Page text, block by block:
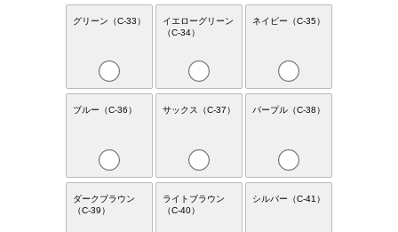
グリーン（C-33）
イエローグリーン
（C-34）
ネイビー（C-35）
ブルー（C-36） サックス（C-37） パープル（C-38）
ダークブラウン
（C-39）
ライトブラウン
（C-40）
シルバー（C-41）